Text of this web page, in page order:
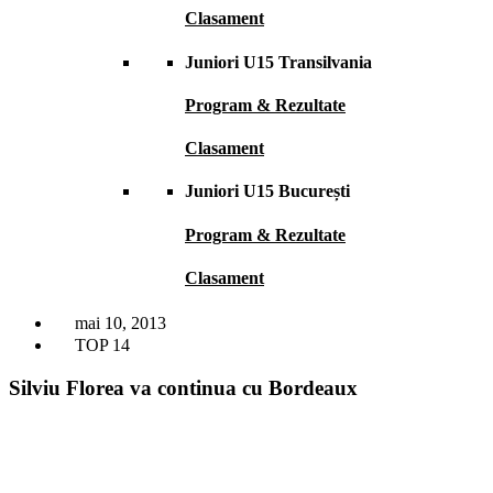
Clasament
Juniori U15 Transilvania
Program & Rezultate
Clasament
Juniori U15 București
Program & Rezultate
Clasament
mai 10, 2013
TOP 14
Silviu Florea va continua cu Bordeaux